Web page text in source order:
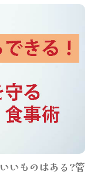
いものはある?管